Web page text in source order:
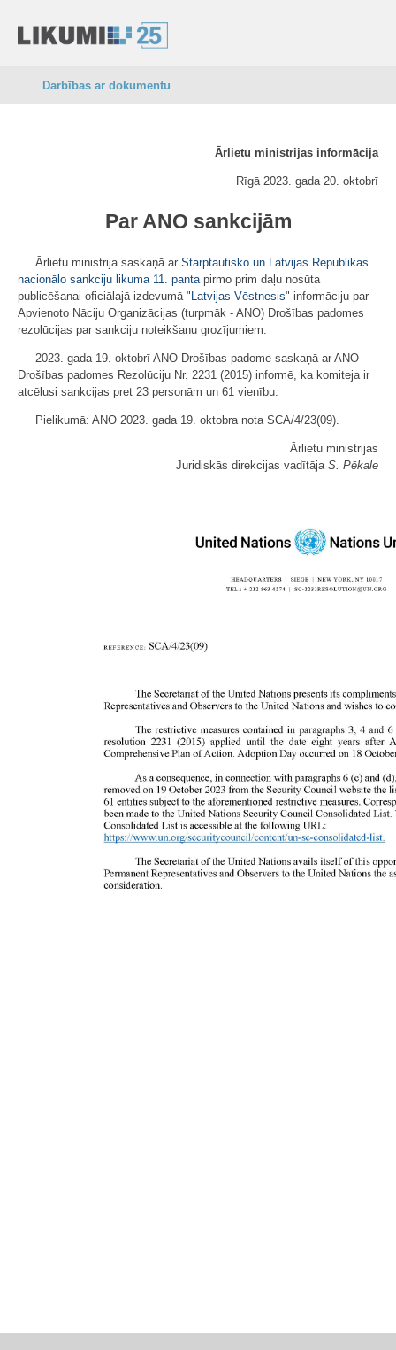
Darbības ar dokumentu
Ārlietu ministrijas informācija
Rīgā 2023. gada 20. oktobrī
Par ANO sankcijām
Ārlietu ministrija saskaņā ar Starptautisko un Latvijas Republikas
nacionālo sankciju likuma 11. pantapirmo prim daļu nosūta
publicēšanai oficiālajā izdevumā " Latvijas Vēstnesis" informāciju par
Apvienoto Nāciju Organizācijas (turpmāk - ANO) Drošības padomes
rezolūcijas par sankciju noteikšanu grozījumiem.
2023. gada 19. oktobrī ANO Drošības padome saskaņā ar ANO
Drošības padomes Rezolūciju Nr. 2231 (2015) informē, ka komiteja ir
atcēlusi sankcijas pret 23 personām un 61 vienību.
Pielikumā: ANO 2023. gada 19. oktobra nota SCA/4/23(09).
Ārlietu ministrijas
Juridiskās direkcijas vadītāja S. Pēkale